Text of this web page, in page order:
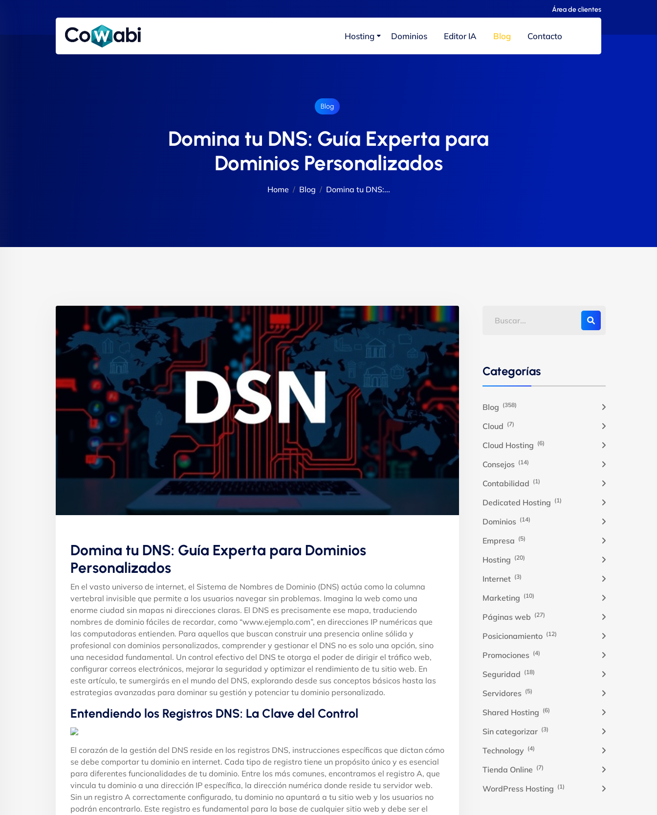
Área de clientes
Hosting Dominios Editor IA Blog Contacto
Blog
Domina tu DNS: Guía Experta para
Dominios Personalizados
Home Blog Domina tu DNS:...
Domina tu DNS: Guía Experta para Dominios
Personalizados
En el vasto universo de internet, el Sistema de Nombres de Dominio (DNS) actúa como la columna
vertebral invisible que permite a los usuarios navegar sin problemas. Imagina la web como una
enorme ciudad sin mapas ni direcciones claras. El DNS es precisamente ese mapa, traduciendo
nombres de dominio fáciles de recordar, como “www.ejemplo.com”, en direcciones IP numéricas que
las computadoras entienden. Para aquellos que buscan construir una presencia online sólida y
profesional con dominios personalizados, comprender y gestionar el DNS no es solo una opción, sino
una necesidad fundamental. Un control efectivo del DNS te otorga el poder de dirigir el tráfico web,
configurar correos electrónicos, mejorar la seguridad y optimizar el rendimiento de tu sitio web. En
este artículo, te sumergirás en el mundo del DNS, explorando desde sus conceptos básicos hasta las
estrategias avanzadas para dominar su gestión y potenciar tu dominio personalizado.
Entendiendo los Registros DNS: La Clave del Control
El corazón de la gestión del DNS reside en los registros DNS, instrucciones específicas que dictan cómo
se debe comportar tu dominio en internet. Cada tipo de registro tiene un propósito único y es esencial
para diferentes funcionalidades de tu dominio. Entre los más comunes, encontramos el registro A, que
vincula tu dominio a una dirección IP específica, la dirección numérica donde reside tu servidor web.
Sin un registro A correctamente configurado, tu dominio no apuntará a tu sitio web y los usuarios no
podrán encontrarlo. Este registro es fundamental para la base de cualquier sitio web y debe ser el
Categorías
Blog (358)
Cloud (7)
Cloud Hosting (6)
Consejos (14)
Contabilidad (1)
Dedicated Hosting (1)
Dominios (14)
Empresa (5)
Hosting (20)
Internet (3)
Marketing (10)
Páginas web (27)
Posicionamiento (12)
Promociones (4)
Seguridad (18)
Servidores (5)
Shared Hosting (6)
Sin categorizar (3)
Technology (4)
Tienda Online (7)
WordPress Hosting (1)